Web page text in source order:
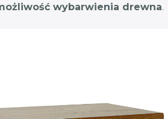
wybarwienia drewna.